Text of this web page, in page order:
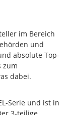
im Bereich
und
absolute Top-
zum
dabei.
Serie und ist in